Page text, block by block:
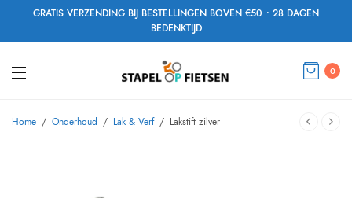
GRATIS VERZENDING BIJ BESTELLINGEN BOVEN €50 • 28 DAGEN
BEDENKTIJD
0
Home / Onderhoud / Lak & Verf / Lakstift zilver